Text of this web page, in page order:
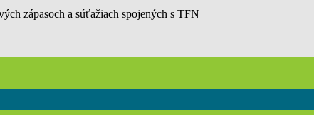
zápasoch a súťažiach spojených s TFN